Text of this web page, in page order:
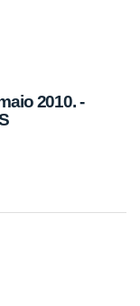
2010. -